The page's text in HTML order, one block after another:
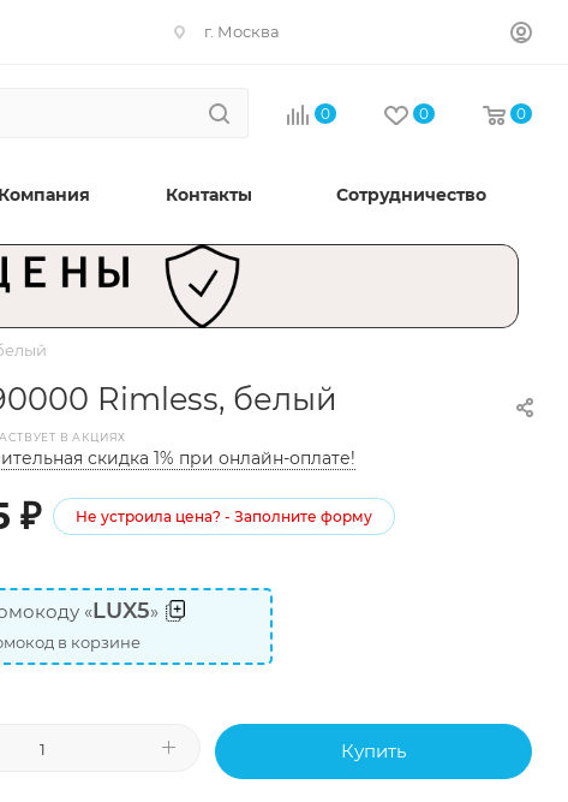
г. Москва
0 0 0
Компания Контакты Сотрудничество
Rimless, белый
В АКЦИЯХ
скидка 1% при онлайн-оплате!
₽ Не устроила цена? - Заполните форму
«LUX5»
в корзине
Купить